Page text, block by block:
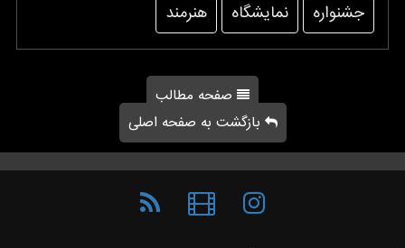
جشنواره
نمایشگاه هنرمند
صفحه مطالب
بازگشت به صفحه اصلی